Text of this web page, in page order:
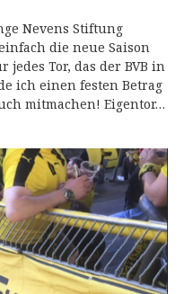
Nevens Stiftung
die neue Saison
jedes Tor, das der BVB in
ich einen festen Betrag
mitmachen! Eigentor…